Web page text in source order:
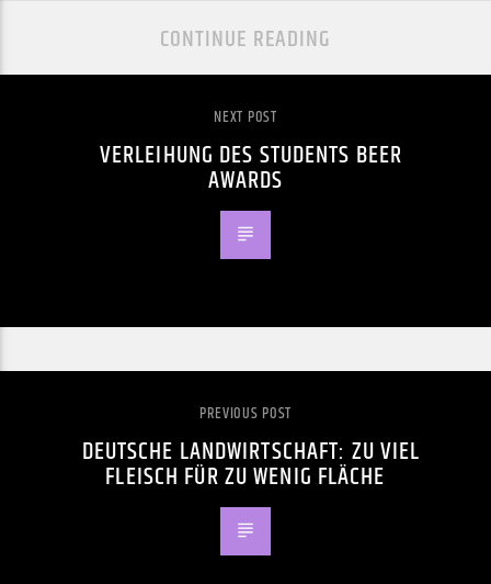
CONTINUE READING
NEXT POST
VERLEIHUNG DES STUDENTS BEER
AWARDS
PREVIOUS POST
DEUTSCHE LANDWIRTSCHAFT: ZU VIEL
FLEISCH FÜR ZU WENIG FLÄCHE